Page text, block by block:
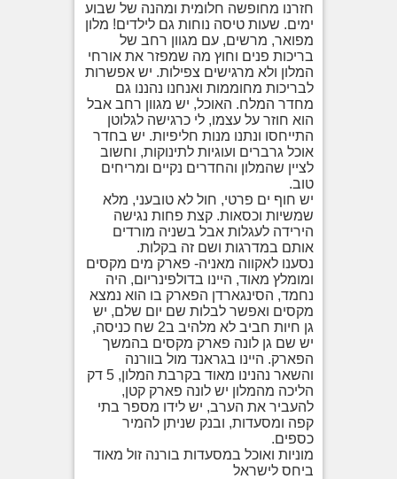
חזרנו מחופשה חלומית ומהנה של שבוע
ימים. שעות טיסה נוחות גם לילדים! מלון
מפואר, מרשים, עם מגוון רחב של
בריכות פנים וחוץ מה שמפזר את אורחי
המלון ולא מרגישים צפילות. יש אפשרות
לבריכות מחוממות ואנחנו נהננו גם
מחדר המלח. האוכל, יש מגוון רחב אבל
הוא חוזר על עצמו, לי כרגישה לגלוטן
התייחסו ונתנו מנות חליפיות. יש בחדר
אוכל גרברים ועוגיות לתינוקות, וחשוב
לציין שהמלון והחדרים נקיים ומריחים
טוב.
יש חוף ים פרטי, חול לא טובעני, מלא
שמשיות וכסאות. קצת פחות נגישה
הירידה לעגלות אבל בשניה מורדים
אותם במדרגות ושם זה בקלות.
נסענו לאקווה מאניה- פארק מים מקסים
ומומלץ מאוד, היינו בדולפינריום, היה
נחמד, הסינגארדן הפארק בו הוא נמצא
מקסים ואפשר לבלות שם יום שלם, יש
גן חיות חביב לא מלהיב ב2 שח כניסה,
יש שם גן לונה פארק מקסים בהמשך
הפארק. היינו בגראנד מול בוורנה
והשאר נהנינו מאוד בקרבת המלון, 5 דק
הליכה מהמלון יש לונה פארק קטן,
להעביר את הערב, יש לידו מספר בתי
קפה ומסעדות, ובנק שניתן להמיר
כספים.
מוניות ואוכל במסעדות בורנה זול מאוד
ביחס לישראל